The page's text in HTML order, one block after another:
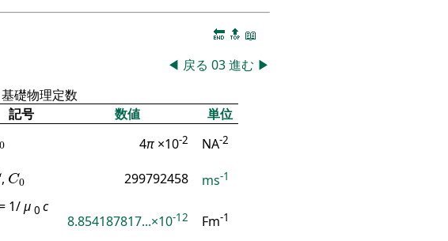
🔚 🔝 📖
◀ 戻る 03進む ▶
基礎物理定数
記号 数値
単位
0
0 4π ×10-2 NA-2
, C0
C0 299792458 ms-1
1/μ 0 c
8.854187817...×10-12 Fm-1